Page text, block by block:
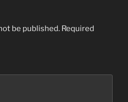
be published. Required